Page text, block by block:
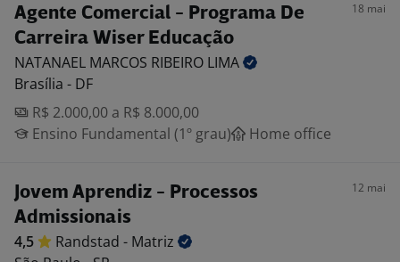
Agente Comercial - Programa De
Carreira Wiser Educação
18 mai
NATANAEL MARCOS RIBEIRO LIMA
Brasília - DF
R$ 2.000,00 a R$ 8.000,00
Ensino Fundamental (1º grau)
Home office
Jovem Aprendiz - Processos
Admissionais
12 mai
4,5 Randstad - Matriz